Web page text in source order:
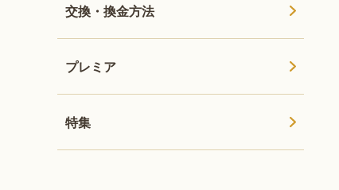
交換・換金方法
プレミア
特集